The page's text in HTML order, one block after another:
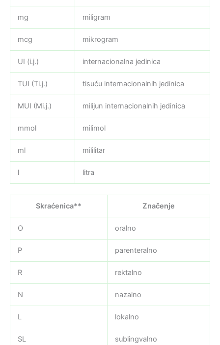
mg miligram
mcg mikrogram
UI (i.j.) internacionalna jedinica
TUI (Ti.j.) tisuću internacionalnih jedinica
MUI (Mi.j.) milijun internacionalnih jedinica
mmol milimol
ml mililitar
l litra
Skraćenica** Značenje
O oralno
P parenteralno
R rektalno
N nazalno
L lokalno
SL sublingvalno